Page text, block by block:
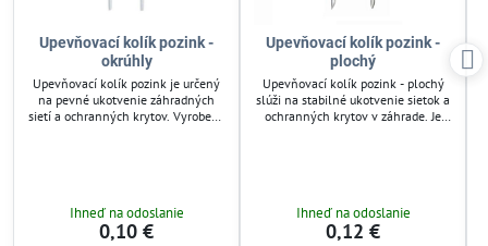
Upevňovací kolík pozink -
okrúhly
Upevňovací kolík pozink je určený
na pevné ukotvenie záhradných
sietí a ochranných krytov. Vyrobený
Jednoduchá montáž šetrí čas a
zvyšuje efektivitu práce.
Ihneď na odoslanie
0,10 €
Upevňovací kolík pozink -
plochý
Upevňovací kolík pozink - plochý
slúži na stabilné ukotvenie sietok a
ochranných krytov v záhrade. Je
komponentov závlahových
systémov. Jednoduchá inštalácia
Ihneď na odoslanie
0,12 €